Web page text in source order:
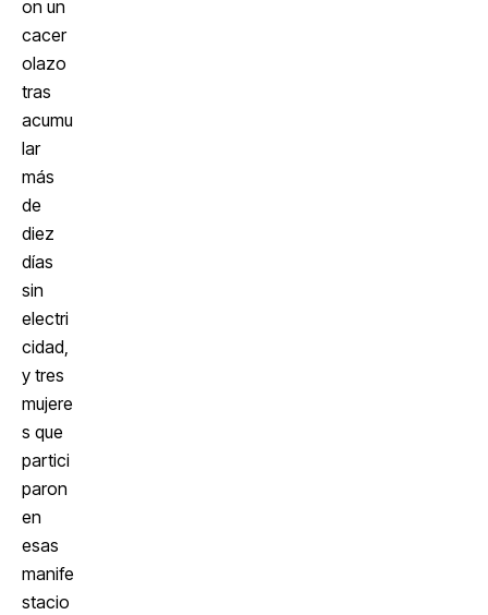
on un
cacer
olazo
tras
acumu
lar
más
de
diez
días
sin
electri
cidad,
y tres
mujere
s que
partici
paron
en
esas
manife
stacio